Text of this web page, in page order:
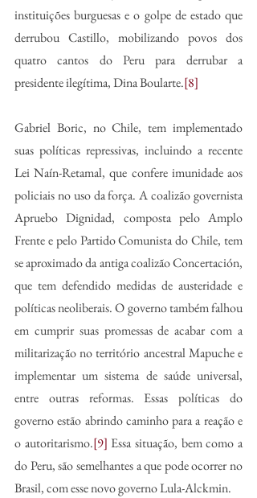
instituições burguesas e o golpe de estado que
derrubou Castillo, mobilizando povos dos
quatro cantos do Peru para derrubar a
presidente ilegítima, Dina Boularte.[8]
Gabriel Boric, no Chile, tem implementado
suas políticas repressivas, incluindo a recente
Lei Naín-Retamal, que confere imunidade aos
policiais no uso da força. A coalizão governista
Apruebo Dignidad, composta pelo Amplo
Frente e pelo Partido Comunista do Chile, tem
se aproximado da antiga coalizão Concertación,
que tem defendido medidas de austeridade e
políticas neoliberais. O governo também falhou
em cumprir suas promessas de acabar com a
militarização no território ancestral Mapuche e
implementar um sistema de saúde universal,
entre outras reformas. Essas políticas do
governo estão abrindo caminho para a reação e
o autoritarismo.[9] Essa situação, bem como a
do Peru, são semelhantes a que pode ocorrer no
Brasil, com esse novo governo Lula-Alckmin.